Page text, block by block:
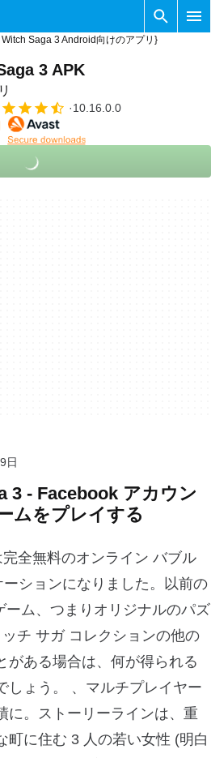
Saga 3 Android向けのアプリ}
3 APK
10.16.0.0
日
3 - Facebook アカウン
ムをプレイする
全無料のオンライン バブル
ションになりました。以前の
ーム、つまりオリジナルのパズ
チ サガ コレクションの他の
がある場合は、何が得られる
しょう。 、マルチプレイヤー
に。ストーリーラインは、重
町に住む 3 人の若い女性 (明白